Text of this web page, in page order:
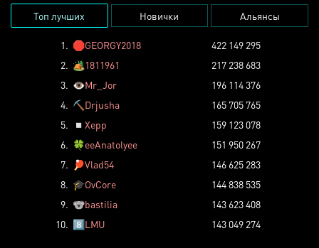
Топ лучших Новички Альянсы
1. 🛑GEORGY2018
422 149 295
2. 🏕️1811961
217 238 683
3. 👁️Mr_Jor
196 114 376
4. ⛏️ Drjusha
165 705 765
5.
◽ Xepp
159 123 078
6. 🍀eeAnatolyee
151 950 267
7.
🏓Vlad54
146 625 283
8. 🎓OvCore
144 838 535
9. 🐨bastilia
143 623 408
10. 8️⃣LMU 143 049 274